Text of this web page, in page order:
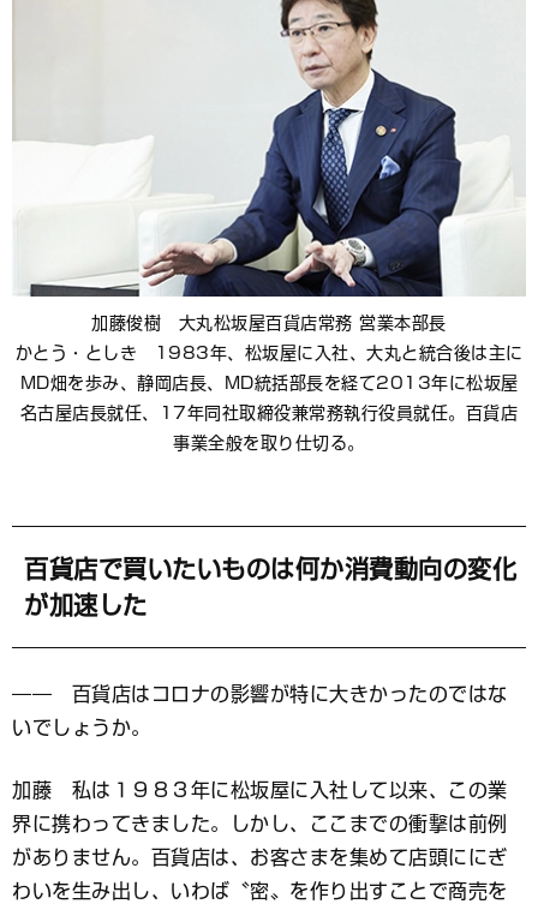
加藤俊樹 大丸松坂屋百貨店常務 営業本部長
かとう・としき 1983年、松坂屋に入社、大丸と統合後は主に
MD畑を歩み、静岡店長、MD統括部長を経て2013年に松坂屋
名古屋店長就任、17年同社取締役兼常務執行役員就任。百貨店
事業全般を取り仕切る。
百貨店で買いたいものは何か消費動向の変化
が加速した
―― 百貨店はコロナの影響が特に大きかったのではな
いでしょうか。
加藤 私は１９８３年に松坂屋に入社して以来、この業
界に携わってきました。しかし、ここまでの衝撃は前例
がありません。百貨店は、お客さまを集めて店頭ににぎ
わいを生み出し、いわば〝密〟を作り出すことで商売を